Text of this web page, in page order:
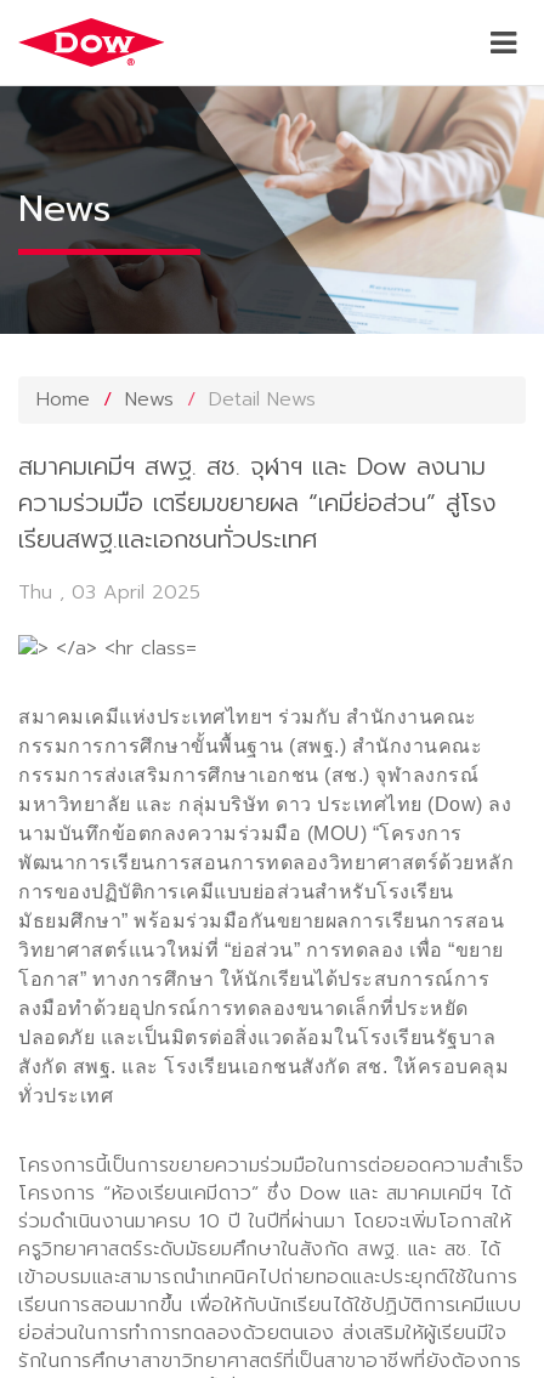
News
Home News Detail News
สมาคมเคมีฯ สพฐ. สช. จุฬาฯ และ Dow ลงนาม
ความร่วมมือ เตรียมขยายผล “เคมีย่อส่วน” สู่โรง
เรียนสพฐ.และเอกชนทั่วประเทศ
Thu , 03 April 2025
สมาคมเคมีแห่งประเทศไทยฯ ร่วมกับ สำนักงานคณะ
กรรมการการศึกษาขั้นพื้นฐาน (สพฐ.) สำนักงานคณะ
กรรมการส่งเสริมการศึกษาเอกชน (สช.) จุฬาลงกรณ์
มหาวิทยาลัย และ กลุ่มบริษัท ดาว ประเทศไทย (Dow) ลง
นามบันทึกข้อตกลงความร่วมมือ (MOU) “โครงการ
พัฒนาการเรียนการสอนการทดลองวิทยาศาสตร์ด้วยหลัก
การของปฏิบัติการเคมีแบบย่อส่วนสำหรับโรงเรียน
มัธยมศึกษา” พร้อมร่วมมือกันขยายผลการเรียนการสอน
วิทยาศาสตร์แนวใหม่ที่ “ย่อส่วน” การทดลอง เพื่อ “ขยาย
โอกาส” ทางการศึกษา ให้นักเรียนได้ประสบการณ์การ
ลงมือทำด้วยอุปกรณ์การทดลองขนาดเล็กที่ประหยัด
ปลอดภัย และเป็นมิตรต่อสิ่งแวดล้อมในโรงเรียนรัฐบาล
สังกัด สพฐ. และ โรงเรียนเอกชนสังกัด สช. ให้ครอบคลุม
ทั่วประเทศ
โครงการนี้เป็นการขยายความร่วมมือในการต่อยอดความสำเร็จ
โครงการ “ห้องเรียนเคมีดาว” ซึ่ง Dow และ สมาคมเคมีฯ ได้
ร่วมดำเนินงานมาครบ 10 ปี ในปีที่ผ่านมา โดยจะเพิ่มโอกาสให้
ครูวิทยาศาสตร์ระดับมัธยมศึกษาในสังกัด สพฐ. และ สช. ได้
เข้าอบรมและสามารถนำเทคนิคไปถ่ายทอดและประยุกต์ใช้ในการ
เรียนการสอนมากขึ้น เพื่อให้กับนักเรียนได้ใช้ปฏิบัติการเคมีแบบ
ย่อส่วนในการทำการทดลองด้วยตนเอง ส่งเสริมให้ผู้เรียนมีใจ
รักในการศึกษาสาขาวิทยาศาสตร์ที่เป็นสาขาอาชีพที่ยังต้องการ